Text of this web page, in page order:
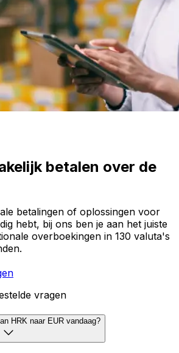
betalen over de
betalingen of oplossingen voor
hebt, bij ons ben je aan het juiste
overboekingen in 130 valuta's
vragen
HRK naar EUR vandaag?